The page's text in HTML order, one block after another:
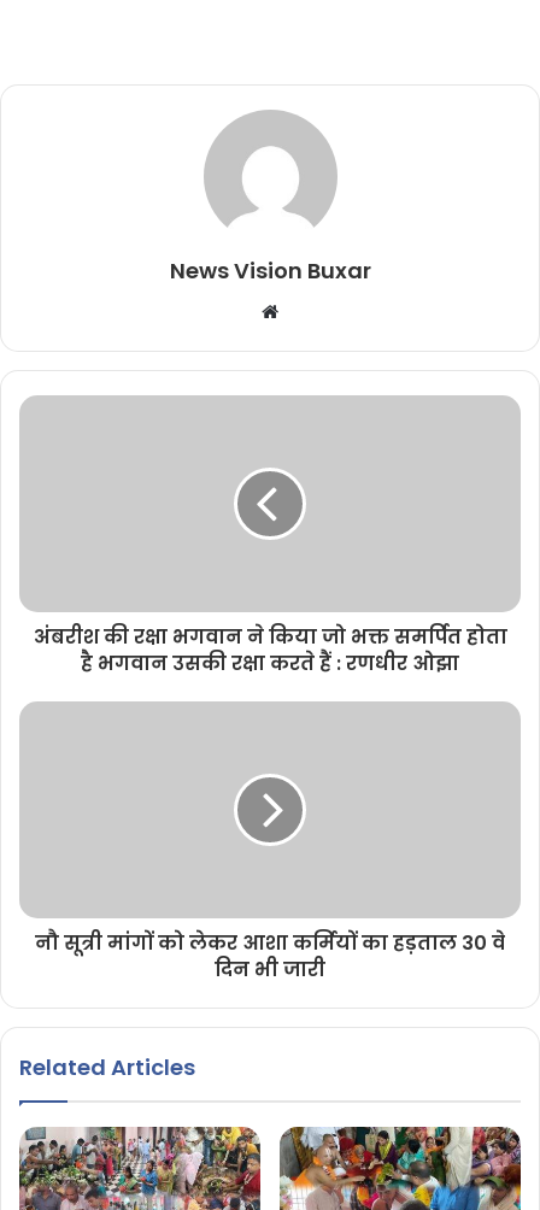
News Vision Buxar
b
s
e
अंबरीश की रक्षा भगवान ने किया जो भक्त समर्पित होता
है भगवान उसकी रक्षा करते हैं : रणधीर ओझा
नौ सूत्री मांगों को लेकर आशा कर्मियों का हड़ताल 30 वे
दिन भी जारी
Related Articles